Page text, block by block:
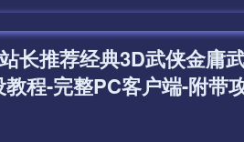
长推荐经典3D武侠金庸
程-完整PC客户端-附带